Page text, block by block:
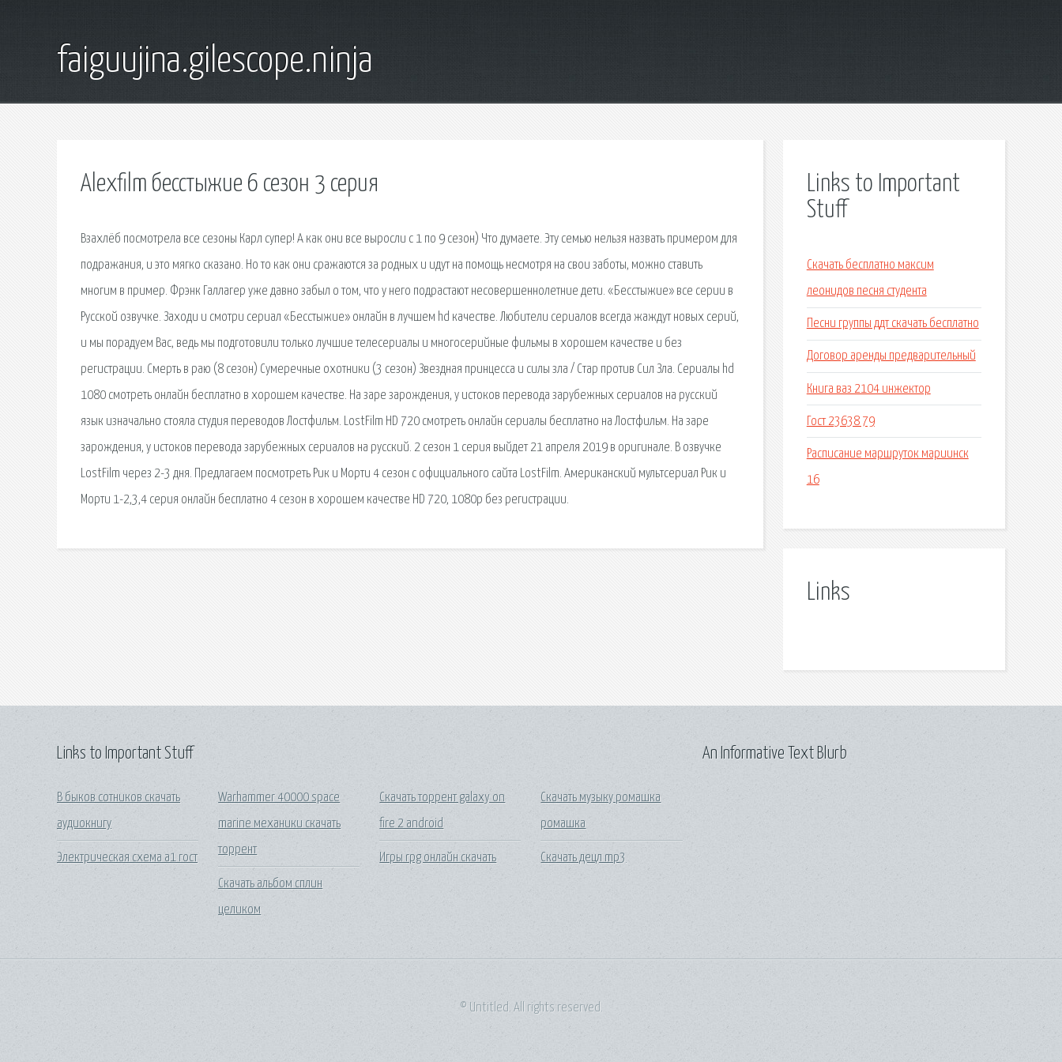
faiguujina.gilescope.ninja
Alexfilm бесстыжие 6 сезон 3 серия
Взахлёб посмотрела все сезоны Карл супер! А как они все выросли с 1 по 9 сезон) Что думаете. Эту семью нельзя назвать примером для
подражания, и это мягко сказано. Но то как они сражаются за родных и идут на помощь несмотря на свои заботы, можно ставить
многим в пример. Фрэнк Галлагер уже давно забыл о том, что у него подрастают несовершеннолетние дети. «Бесстыжие» все серии в
Русской озвучке. Заходи и смотри сериал «Бесстыжие» онлайн в лучшем hd качестве. Любители сериалов всегда жаждут новых серий,
и мы порадуем Вас, ведь мы подготовили только лучшие телесериалы и многосерийные фильмы в хорошем качестве и без
регистрации. Смерть в раю (8 сезон) Сумеречные охотники (3 сезон) Звездная принцесса и силы зла / Стар против Сил Зла. Сериалы hd
1080 смотреть онлайн бесплатно в хорошем качестве. На заре зарождения, у истоков перевода зарубежных сериалов на русский
язык изначально стояла студия переводов Лостфильм. LostFilm HD 720 смотреть онлайн сериалы бесплатно на Лостфильм. На заре
зарождения, у истоков перевода зарубежных сериалов на русский. 2 сезон 1 серия выйдет 21 апреля 2019 в оригинале. В озвучке
LostFilm через 2-3 дня. Предлагаем посмотреть Рик и Морти 4 сезон с официального сайта LostFilm. Американский мультсериал Рик и
Морти 1-2,3,4 серия онлайн бесплатно 4 сезон в хорошем качестве HD 720, 1080p без регистрации.
Links to Important
Stuff
Скачать бесплатно максим
леонидов песня студента
Песни группы ддт скачать бесплатно
Договор аренды предварительный
Книга ваз 2104 инжектор
Гост 23638 79
Расписание маршруток мариинск
16
Links
Links to Important Stuff
В быков сотников скачать
аудиокнигу
Электрическая схема а1 гост
Warhammer 40000 space
marine механики скачать
торрент
Скачать альбом сплин
целиком
Скачать торрент galaxy on
fire 2 android
Игры rpg онлайн скачать
Скачать музыку ромашка
ромашка
Скачать децл mp3
An Informative Text Blurb
© Untitled. All rights reserved.